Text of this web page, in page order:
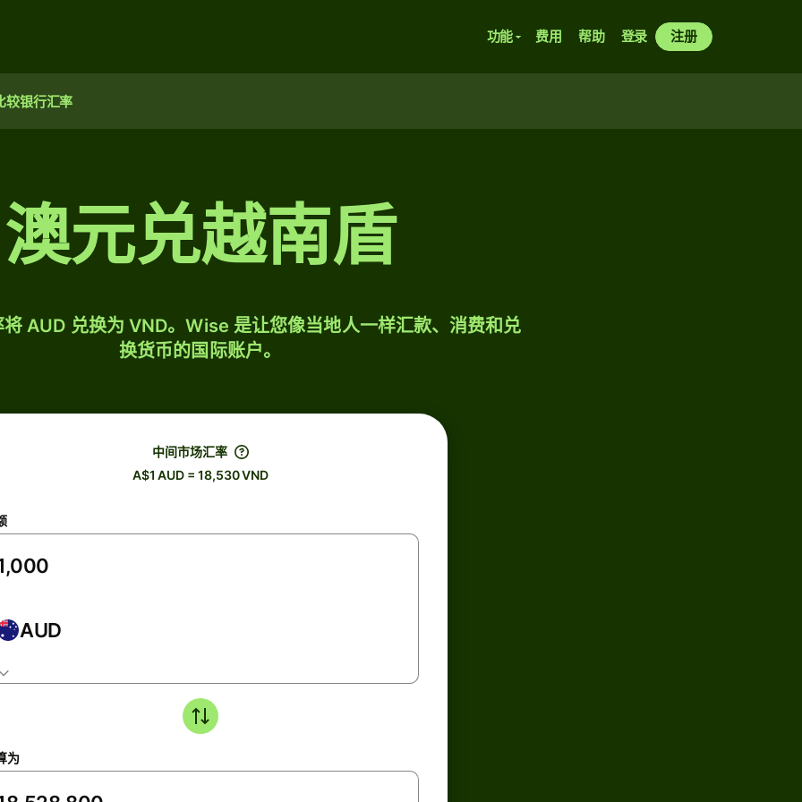
功能 费用 帮助 登录 注册
较银行汇率
澳元兑越南盾
AUD 兑换为 VND。Wise 是让您像当地人一样汇款、消费和兑
换货币的国际账户。
中间市场汇率
A$1 AUD = 18,530 VND
AUD
为